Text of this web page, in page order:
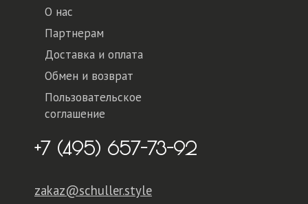
О нас
Партнерам
Доставка и оплата
Обмен и возврат
Пользовательское
соглашение
+7 (495) 657-73-92
zakaz@schuller.style